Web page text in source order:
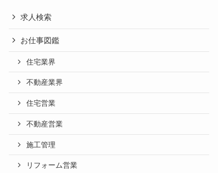
求人検索
お仕事図鑑
住宅業界
不動産業界
住宅営業
不動産営業
施工管理
リフォーム営業